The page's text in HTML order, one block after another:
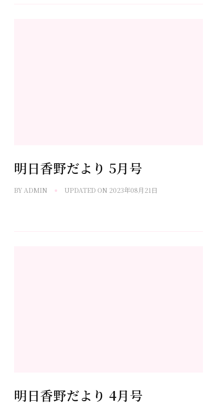
明日香野だより 5月号
BYADMIN UPDATED ON 2023年08月21日
明日香野だより 4月号